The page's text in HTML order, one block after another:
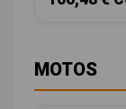
MOTOS